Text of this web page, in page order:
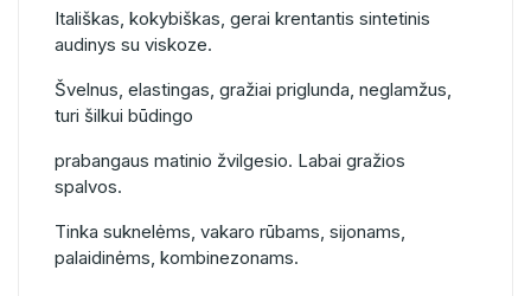
Itališkas, kokybiškas, gerai krentantis sintetinis
audinys su viskoze.
Švelnus, elastingas, gražiai priglunda, neglamžus,
turi šilkui būdingo
prabangaus matinio žvilgesio. Labai gražios
spalvos.
Tinka suknelėms, vakaro rūbams, sijonams,
palaidinėms, kombinezonams.